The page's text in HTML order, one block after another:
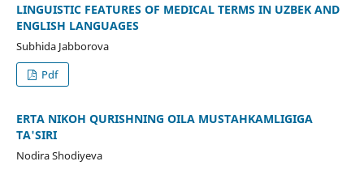
LINGUISTIC FEATURES OF MEDICAL TERMS IN UZBEK AND
ENGLISH LANGUAGES
Subhida Jabborova
Pdf
ERTA NIKOH QURISHNING OILA MUSTAHKAMLIGIGA
TA'SIRI
Nodira Shodiyeva